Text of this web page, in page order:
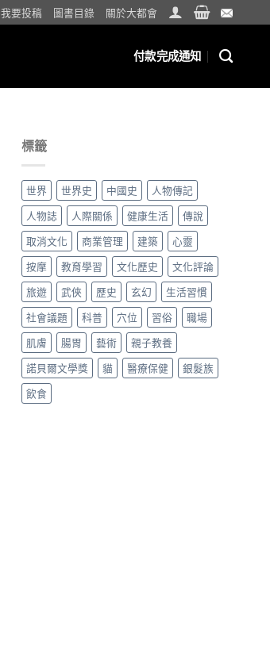
我要投稿 圖書目錄 關於大都會
付款完成通知
標籤
世界 世界史 中國史
人物傳記
人物誌
人際關係 健康生活
傳說
取消文化
商業管理 建築
心靈
按摩
教育學習 文化歷史
文化評論
旅遊
武俠 歷史 玄幻
生活習慣
社會議題
科普 穴位 習俗
職場
肌膚
腸胃 藝術
親子教養
諾貝爾文學獎
貓 醫療保健
銀髮族
飲食